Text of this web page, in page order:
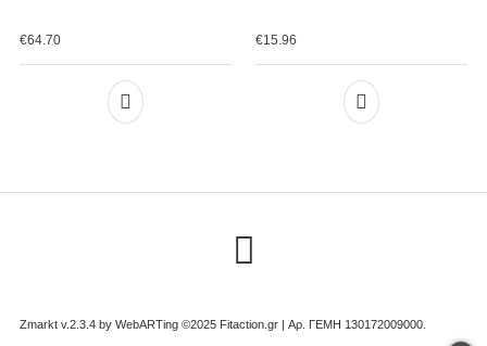
€64.70 €15.96
Zmarkt v.2.3.4 by WebARTing ©2025 Fitaction.gr | Αρ. ΓΕΜΗ 130172009000.